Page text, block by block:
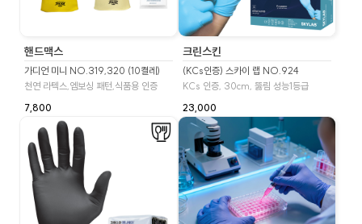
핸드맥스
가디언 미니 NO.319,320 (10켤레)
천연 라텍스,엠보싱 패턴,식품용 인증
7,800
크린스킨
(KCs인증) 스카이 랩 NO.924
KCs 인증, 30cm, 뚫림 성능1등급
23,000